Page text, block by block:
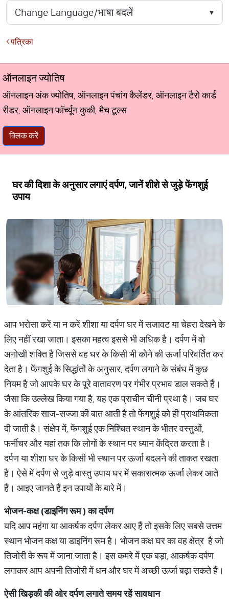
पत्रिका
ऑनलाइन ज्योतिष
ऑनलाइन अंक ज्योतिष, ऑनलाइन पंचांग कैलेंडर, ऑनलाइन टैरो कार्ड
रीडर, ऑनलाइन फॉर्च्यून कुकी, मैच टूल्स
क्लिक करें
घर की दिशा के अनुसार लगाएं दर्पण, जानें शीशे से जुड़े फेंगशुई
उपाय
आप भरोसा करें या न करें शीशा या दर्पण घर में सजावट या चेहरा देखने के
लिए नहीं रखा जाता। इसका महत्व इससे भी अधिक है। दर्पण में वो
अनोखी शक्ति है जिससे वह घर के किसी भी कोने की ऊर्जा परिवर्तित कर
देता है। फेंगशुई के सिद्धांतों के अनुसार, दर्पण लगाने के संबंध में कुछ
नियम है जो आपके घर के पूरे वातावरण पर गंभीर प्रभाव डाल सकते हैं।
जैसा कि उल्लेख किया गया है, यह एक प्राचीन चीनी प्रथा है। जब घर
के आंतरिक साज-सज्जा की बात आती है तो फेंगशुई को ही प्राथमिकता
दी जाती है। संक्षेप में, फेंगशुई एक निश्चित स्थान के भीतर वस्तुओं,
फर्नीचर और यहां तक कि लोगों के स्थान पर ध्यान केंद्रित करता है।
दर्पण या शीशा घर के किसी भी स्थान पर ऊर्जा बदलने की ताकत रखता
है। ऐसे में दर्पण से जुड़े वास्तु उपाय घर में सकारात्मक ऊर्जा लेकर आते
हैं। आइए जानते हैं इन उपायों के बारे में।
भोजन-कक्ष(डाइनिंगरूम)कादर्पण
यदि आप महंगा या आकर्षक दर्पण लेकर आए हैं तो इसके लिए सबसे उत्तम
स्थान भोजन कक्ष या डाइनिंग रूम है। भोजन कक्ष घर का वह क्षेत्र है जो
तिजोरी के रूप में जाना जाता है। इस कमरे में एक बड़ा, आकर्षक दर्पण
लगाकर आप अपनी तिजोरी में धन और घर में अच्छी ऊर्जा बढ़ा सकते हैं।
ऐसीखिड़कीकीओरदर्पणलगातेसमयरहेंसावधान